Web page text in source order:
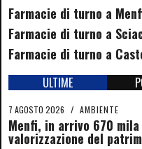
Farmacie di turno a
Farmacie di turno a
Farmacie di turno a
ULTIME
7 AGOSTO 2026 / AMBIENTE
Menfi, in arrivo 670
valorizzazione del